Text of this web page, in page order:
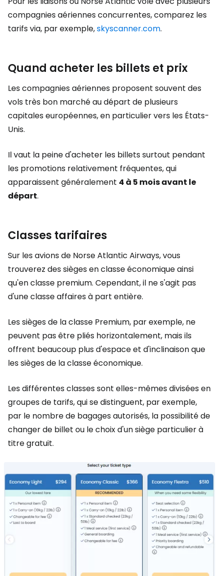
compagnies aériennes concurrentes, comparez les
tarifs via, par exemple,skyscanner.com.
Quand acheter les billets et prix
Les compagnies aériennes proposent souvent des
vols très bon marché au départ de plusieurs
capitales européennes, en particulier vers les États-
Unis.
Il vaut la peine d'acheter les billets surtout pendant
les promotions relativement fréquentes, qui
apparaissent généralement 4 à 5 mois avant le
départ.
Classes tarifaires
Sur les avions de Norse Atlantic Airways, vous
trouverez des sièges en classe économique ainsi
qu'en classe premium. Cependant, il ne s'agit pas
d'une classe affaires à part entière.
Les sièges de la classe Premium, par exemple, ne
peuvent pas être pliés horizontalement, mais ils
offrent beaucoup plus d'espace et d'inclinaison que
les sièges de la classe économique.
Les différentes classes sont elles-mêmes divisées en
groupes de tarifs, qui se distinguent, par exemple,
par le nombre de bagages autorisés, la possibilité de
changer de billet ou le choix d'un siège particulier à
titre gratuit.